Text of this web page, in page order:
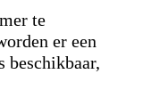
te
er een
beschikbaar,